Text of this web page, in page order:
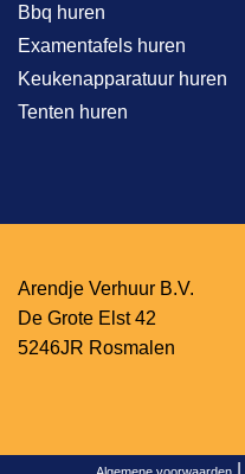
Bbq huren
Examentafels huren
Keukenapparatuur huren
Tenten huren
Arendje Verhuur B.V.
De Grote Elst 42
5246JR Rosmalen